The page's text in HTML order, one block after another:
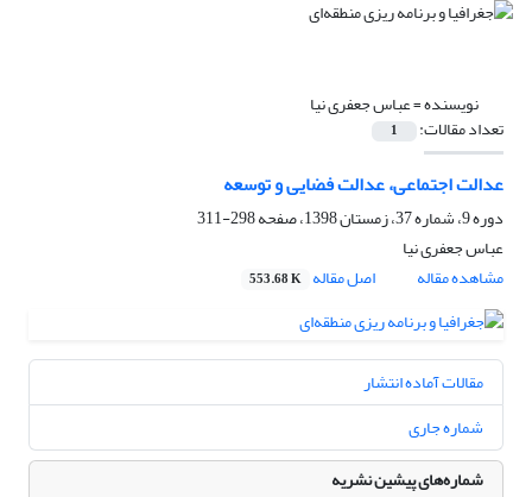
نویسنده =عباس جعفری نیا
تعداد مقالات: 1
عدالت اجتماعی، عدالت فضایی و توسعه
دوره 9، شماره 37، زمستان 1398، صفحه
298-311
عباس جعفری نیا
مشاهده مقاله
اصل مقاله 553.68 K
مقالات آماده انتشار
شماره جاری
شماره‌های پیشین نشریه